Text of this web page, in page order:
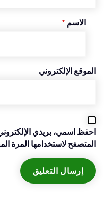
الاسم *
الموقع الإلكتروني
احفظ اسمي، بريدي
المتصفح لاستخدامها المرة